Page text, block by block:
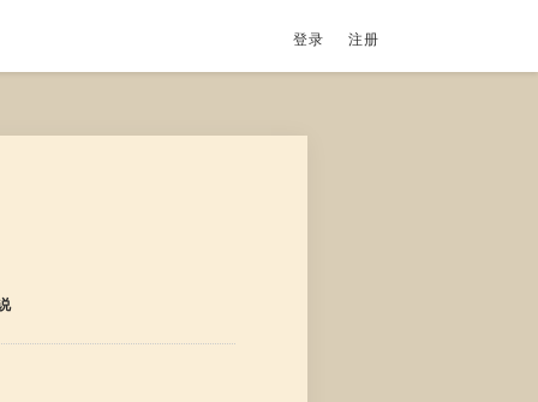
登录 注册